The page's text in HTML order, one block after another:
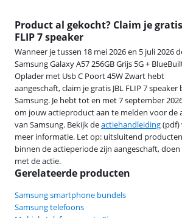
Product al gekocht? Claim je gratis
FLIP 7 speaker
Wanneer je tussen 18 mei 2026 en 5 juli 2026
Samsung Galaxy A57 256GB Grijs 5G +
Oplader met Usb C Poort 45W Zwart hebt
aangeschaft, claim je gratis JBL FLIP 7 speaker
Samsung. Je hebt tot en met 7 september
om jouw actieproduct aan te melden voor de
van Samsung. Bekijk deactiehandleiding(pdf)
meer informatie. Let op: uitsluitend
binnen de actieperiode zijn aangeschaft, doen
met de actie.
Gerelateerde producten
Samsung smartphone bundels
Samsung telefoons